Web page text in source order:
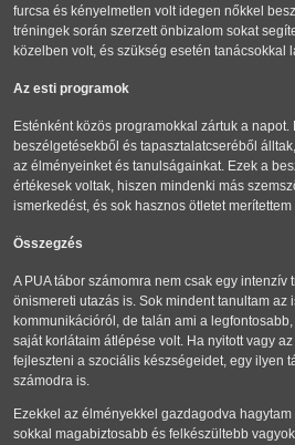
furcsa és kényelmetlen volt idegen nőkkel
tréningek során szerzett önbizalom sokat
közelben volt, és szükség esetén tanácsokkal
Az esti programok
Esténként közös programokkal zártuk a napot.
beszélgetésekből és tapasztalatcseréből
az élményeinket és tanulságainkat. Ezek a
értékesek voltak, hiszen mindenki más
ismerkedést, és sok hasznos ötletet
Összegzés
A PUA tábor számomra nem csak egy intenzív
önismereti utazás is. Sok mindent tanultam az
kommunikációról, de talán ami a
saját korlátaim átlépése volt. Ha nyitott vagy
fejleszteni a szociális készségeidet, egy ilyen
számodra is.
Ezekkel az élményekkel gazdagodva hagytam
sokkal magabiztosabb és felkészültebb